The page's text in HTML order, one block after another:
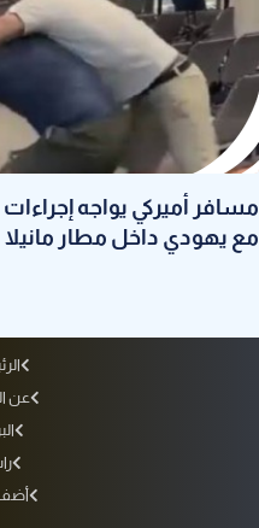
مسافر أميركي يواجه
مع يهودي داخل مطار مانيلا
عن